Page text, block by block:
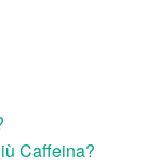
Caffeina?